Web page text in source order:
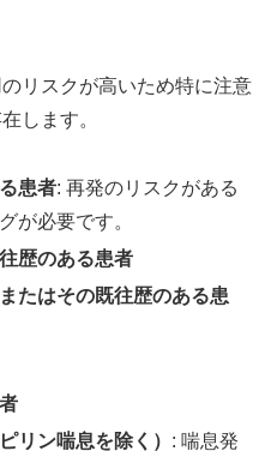
リスクが高いため特に注意
します。
患者: 再発のリスクがある
が必要です。
歴のある患者
たはその既往歴のある患
リン喘息を除く） : 喘息発